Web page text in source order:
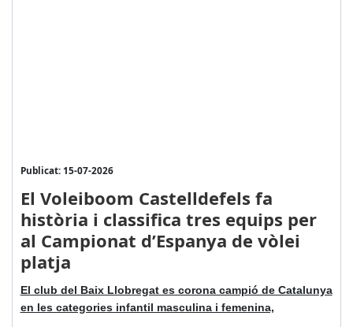
Publicat: 15-07-2026
El Voleiboom Castelldefels fa
història i classifica tres equips per
al Campionat d’Espanya de vòlei
platja
El club del Baix Llobregat es corona campió de Catalunya
en les categories infantil masculina i femenina,